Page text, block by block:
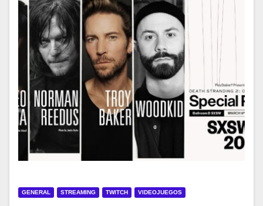
GENERAL STREAMING TWITCH VIDEOJUEGOS